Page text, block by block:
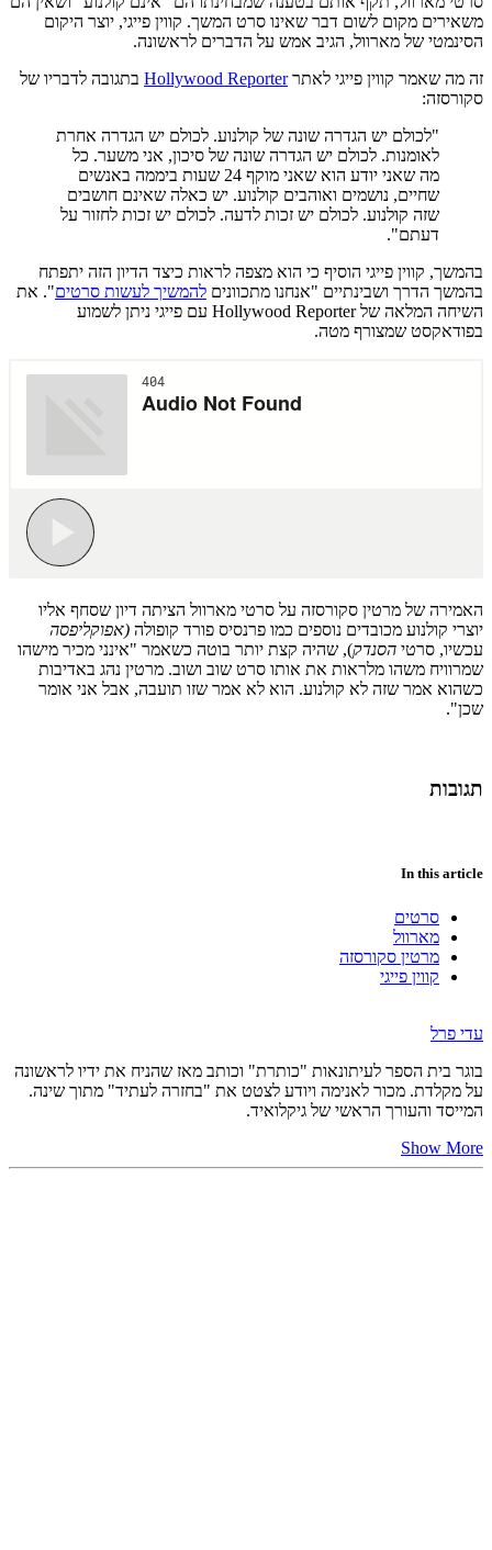
משאירים מקום לשום דבר שאינו סרט המשך. קווין פייגי, יוצר היקום
הסינמטי של מארוול, הגיב אמש על הדברים לראשונה.
זה מה שאמר קווין פייגי לאתרHollywood Reporter בתגובה לדבריו של
סקורסזה:
"לכולם יש הגדרה שונה של קולנוע. לכולם יש הגדרה אחרת
לאומנות. לכולם יש הגדרה שונה של סיכון, אני משער. כל
מה שאני יודע הוא שאני מוקף 24 שעות ביממה באנשים
שחיים, נושמים ואוהבים קולנוע. יש כאלה שאינם חושבים
שזה קולנוע. לכולם יש זכות לדעה. לכולם יש זכות לחזור על
דעתם".
בהמשך, קווין פייגי הוסיף כי הוא מצפה לראות כיצד הדיון הזה יתפתח
בהמשך הדרך ושבינתיים "אנחנו מתכוונים להמשיך לעשות סרטים". את
השיחה המלאה של Hollywood Reporter עם פייגי ניתן לשמוע
בפודאקסט שמצורף מטה.
האמירה של מרטין סקורסזה על סרטי מארוול הציתה דיון שסחף אליו
יוצרי קולנוע מכובדים נוספים כמו פרנסיס פורד קופולה (אפוקליפסה
עכשיו, סרטי הסנדק), שהיה קצת יותר בוטה כשאמר "אינני מכיר מישהו
שמרוויח משהו מלראות את אותו סרט שוב ושוב. מרטין נהג באדיבות
כשהוא אמר שזה לא קולנוע. הוא לא אמר שזו תועבה, אבל אני אומר
שכן".
תגובות
In this article
סרטים
מארוול
מרטין סקורסזה
קווין פייגי
עדי פרל
בוגר בית הספר לעיתונאות "כותרת" וכותב מאז שהניח את ידיו לראשונה
על מקלדת. מכור לאנימה ויודע לצטט את "בחזרה לעתיד" מתוך שינה.
המייסד והעורך הראשי של גיקלואיד.
Show More